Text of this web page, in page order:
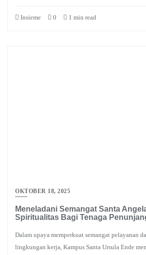
Insieme 0 1 min read
OKTOBER 18, 2025
Meneladani Semangat Santa
Spiritualitas Bagi Tenaga
Dalam upaya memperkuat semangat pelayanan
lingkungan kerja, Kampus Santa Ursula Ende